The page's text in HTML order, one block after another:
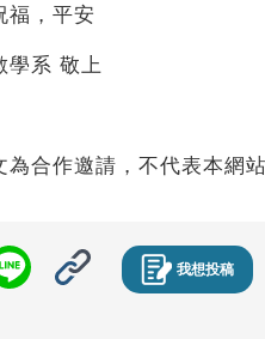
福，平安
學系 敬上
為合作邀請，不代表本網站
我想投稿